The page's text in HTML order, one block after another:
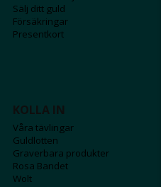
Sälj ditt guld
Försäkringar
Presentkort
KOLLA IN
Våra tävlingar
Guldlotten
Graverbara produkter
Rosa Bandet
Wolt